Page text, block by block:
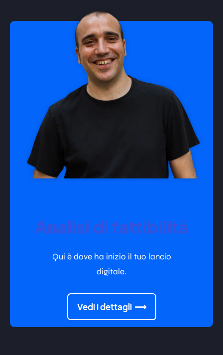
Analisi di fattibilità
Qui è dove ha inizio il tuo lancio
digitale.
Vedi i dettagli